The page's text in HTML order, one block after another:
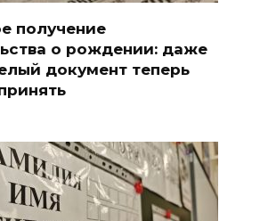
получение
о рождении: даже
документ теперь